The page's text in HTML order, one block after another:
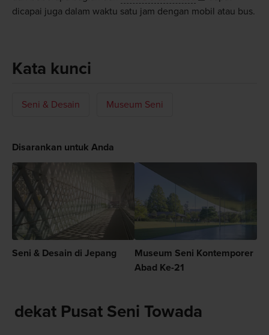
dicapai juga dalam waktu satu jam dengan mobil atau bus.
Kata kunci
Seni & Desain Museum Seni
Disarankan untuk Anda
Seni & Desain di Jepang
Museum Seni Kontemporer
Abad Ke-21
dekat Pusat Seni Towada